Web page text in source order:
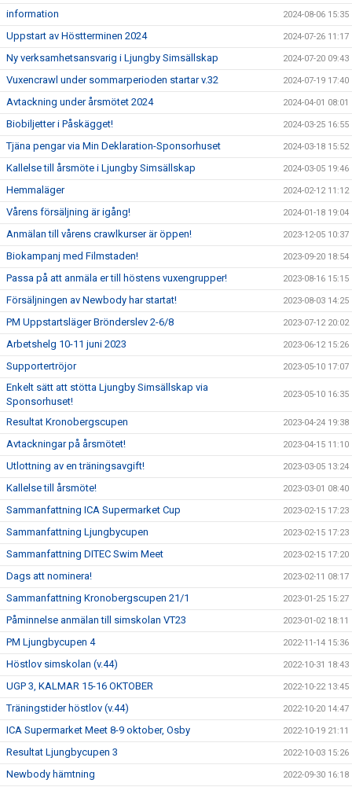
information 2024-08-06 15:35
Uppstart av Höstterminen 2024 2024-07-26 11:17
Ny verksamhetsansvarig i Ljungby Simsällskap 2024-07-20 09:43
Vuxencrawl under sommarperioden startar v.32 2024-07-19 17:40
Avtackning under årsmötet 2024 2024-04-01 08:01
Biobiljetter i Påskägget! 2024-03-25 16:55
Tjäna pengar via Min Deklaration-Sponsorhuset 2024-03-18 15:52
Kallelse till årsmöte i Ljungby Simsällskap 2024-03-05 19:46
Hemmaläger 2024-02-12 11:12
Vårens försäljning är igång! 2024-01-18 19:04
Anmälan till vårens crawlkurser är öppen! 2023-12-05 10:37
Biokampanj med Filmstaden! 2023-09-20 18:54
Passa på att anmäla er till höstens vuxengrupper! 2023-08-16 15:15
Försäljningen av Newbody har startat! 2023-08-03 14:25
PM Uppstartsläger Brönderslev 2-6/8 2023-07-12 20:02
Arbetshelg 10-11 juni 2023 2023-06-12 15:26
Supportertröjor 2023-05-10 17:07
Enkelt sätt att stötta Ljungby Simsällskap via
Sponsorhuset!
2023-05-10 16:35
Resultat Kronobergscupen 2023-04-24 19:38
Avtackningar på årsmötet! 2023-04-15 11:10
Utlottning av en träningsavgift! 2023-03-05 13:24
Kallelse till årsmöte! 2023-03-01 08:40
Sammanfattning ICA Supermarket Cup 2023-02-15 17:23
Sammanfattning Ljungbycupen 2023-02-15 17:23
Sammanfattning DITEC Swim Meet 2023-02-15 17:20
Dags att nominera! 2023-02-11 08:17
Sammanfattning Kronobergscupen 21/1 2023-01-25 15:27
Påminnelse anmälan till simskolan VT23 2023-01-02 18:11
PM Ljungbycupen 4 2022-11-14 15:36
Höstlov simskolan (v.44) 2022-10-31 18:43
UGP 3, KALMAR 15-16 OKTOBER 2022-10-22 13:45
Träningstider höstlov (v.44) 2022-10-20 14:47
ICA Supermarket Meet 8-9 oktober, Osby 2022-10-19 21:11
Resultat Ljungbycupen 3 2022-10-03 15:26
Newbody hämtning 2022-09-30 16:18